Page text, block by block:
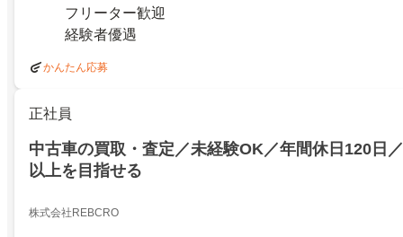
フリーター歓迎
経験者優遇
かんたん応募
正社員
中古車の買取・査定／未経験OK／年間休日120日
以上を目指せる
株式会社REBCRO